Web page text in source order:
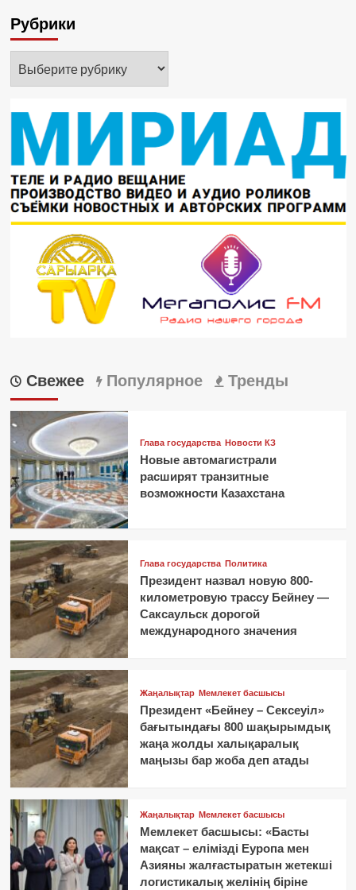
Рубрики
Свежее Популярное Тренды
Глава государства Новости КЗ
Новые автомагистрали
расширят транзитные
возможности Казахстана
Глава государства Политика
Президент назвал новую 800-
километровую трассу Бейнеу —
Саксаульск дорогой
международного значения
Жаңалықтар Мемлекет басшысы
Президент «Бейнеу – Сексеуіл»
бағытындағы 800 шақырымдық
жаңа жолды халықаралық
маңызы бар жоба деп атады
Жаңалықтар Мемлекет басшысы
Мемлекет басшысы: «Басты
мақсат – елімізді Еуропа мен
Азияны жалғастыратын жетекші
логистикалық желінің біріне